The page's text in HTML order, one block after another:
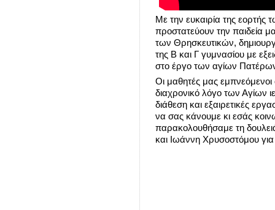
Με την ευκαιρία της
προστατεύουν την παιδεία
των Θρησκευτικών,
της Β και Γ γυμνασίου με
στο έργο των αγίων
Οι μαθητές μας
διαχρονικό λόγο των Αγίων
διάθεση και εξαιρετικές
να σας κάνουμε κι εσάς
παρακολουθήσαμε τη
και Ιωάννη Χρυσοστόμου